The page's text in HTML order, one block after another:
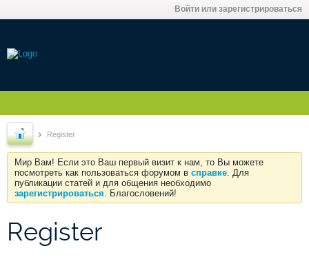
Войти или зарегистрироваться
Register
Мир Вам! Если это Ваш первый визит к нам, то Вы можете
посмотреть как пользоваться форумом в справке. Для
публикации статей и для общения необходимо
зарегистрироваться. Благословений!
Register